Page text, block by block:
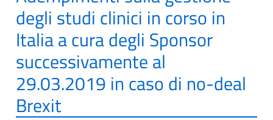
degli studi clinici in corso in
Italia a cura degli Sponsor
successivamente al
29.03.2019 in caso di no-deal
Brexit